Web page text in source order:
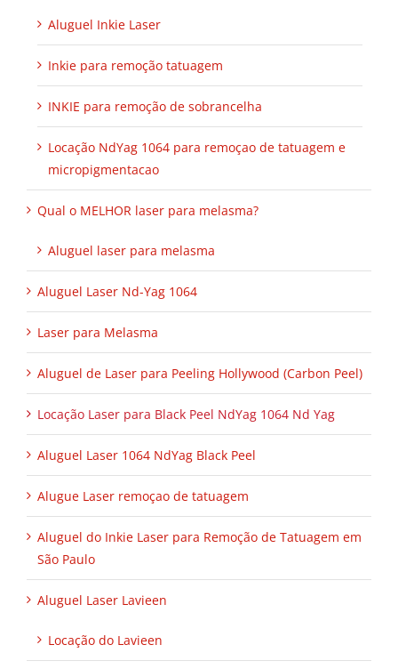
Aluguel Inkie Laser
Inkie para remoção tatuagem
INKIE para remoção de sobrancelha
Locação NdYag 1064 para remoçao de tatuagem e
micropigmentacao
Qual o MELHOR laser para melasma?
Aluguel laser para melasma
Aluguel Laser Nd-Yag 1064
Laser para Melasma
Aluguel de Laser para Peeling Hollywood (Carbon Peel)
Locação Laser para Black Peel NdYag 1064 Nd Yag
Aluguel Laser 1064 NdYag Black Peel
Alugue Laser remoçao de tatuagem
Aluguel do Inkie Laser para Remoção de Tatuagem em
São Paulo
Aluguel Laser Lavieen
Locação do Lavieen